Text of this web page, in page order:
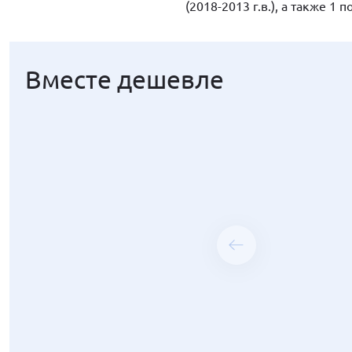
(2018-2013 г.в.), а также 1
Вместе дешевле
Вместе дешевле
Вместе дешевле
Вместе дешевле
Вместе дешевле
Вместе дешевле